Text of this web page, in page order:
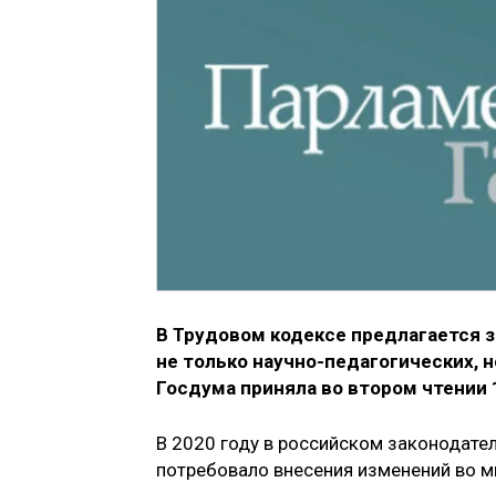
В Трудовом кодексе предлагается
не только научно-
Госдума приняла во втором чтении
В 2020 году в российском
потребовало внесения изменений во